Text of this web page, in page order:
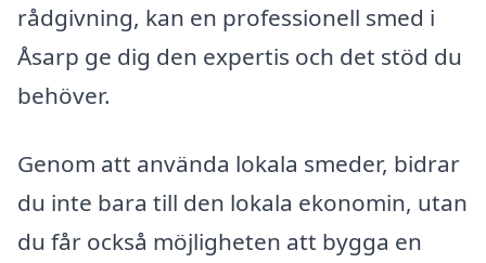
rådgivning, kan en professionell smed i
Åsarp ge dig den expertis och det stöd du
behöver.
Genom att använda lokala smeder, bidrar
du inte bara till den lokala ekonomin, utan
du får också möjligheten att bygga en